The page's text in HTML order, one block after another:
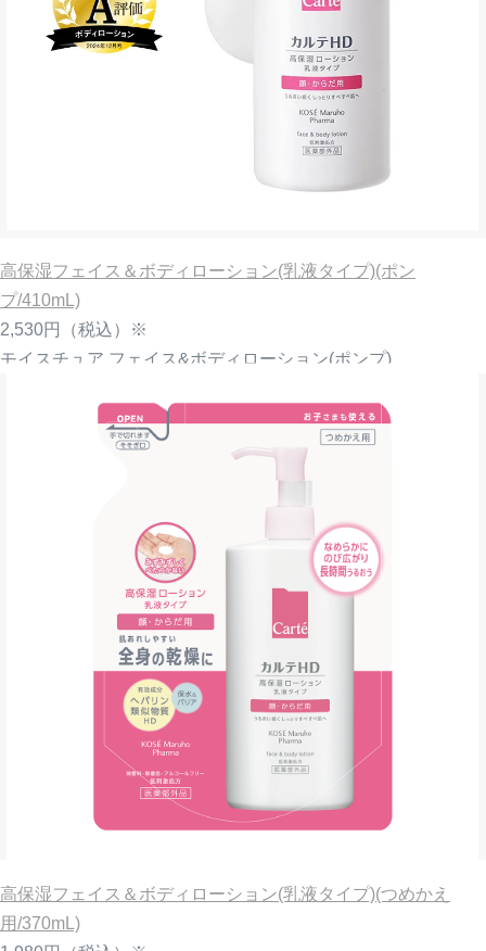
高保湿フェイス＆ボディローション(乳液タイプ)(ポン
プ/410mL)
2,530円
（税込）※
モイスチュア フェイス&ボディローション(ポンプ)
高保湿フェイス＆ボディローション(乳液タイプ)(つめかえ
用/370mL)